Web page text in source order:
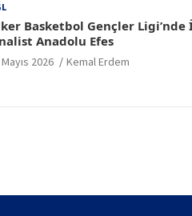
Basketbol Gençler Ligi’nde
Anadolu Efes
2026 Kemal Erdem